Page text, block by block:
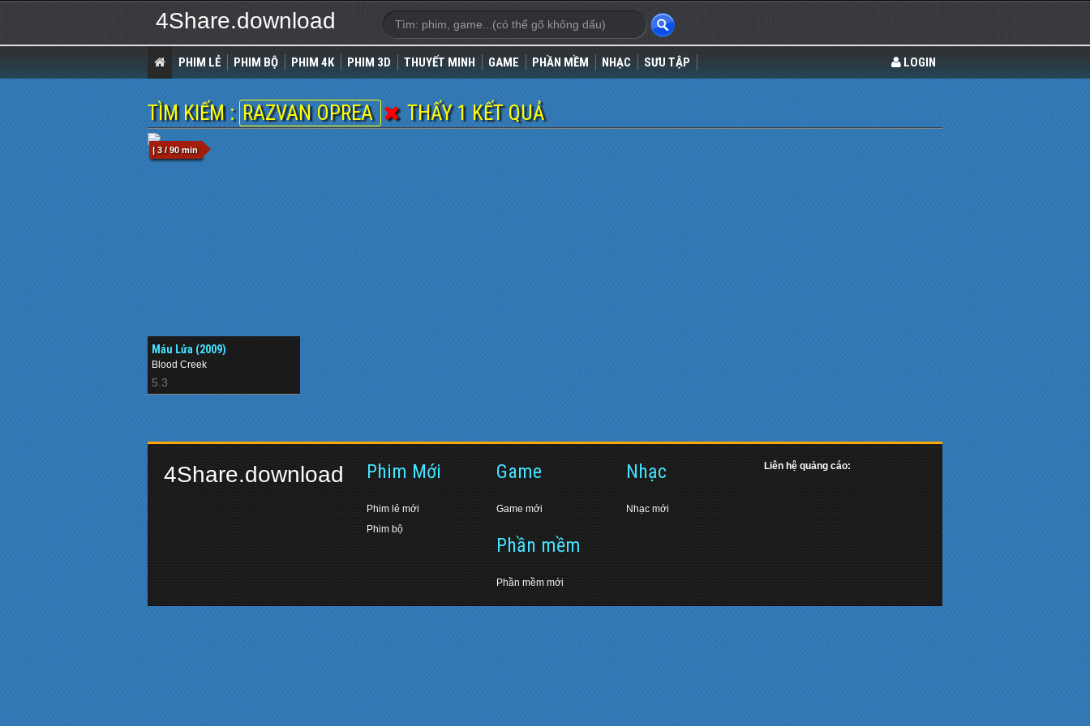
4Share.download
PHIM LẺ PHIM BỘ PHIM 4K PHIM 3D THUYẾT MINH GAME PHẦN MỀM NHẠC SƯU TẬP LOGIN
TÌM KIẾM : RAZVAN OPREA THẤY 1 KẾT QUẢ
| 3 / 90 min
Máu Lửa (2009)
Blood Creek
5.3
4Share.download Phim Mới
Phim lẻ mới
Phim bộ
Game
Game mới
Phần mềm
Phần mềm mới
Nhạc
Nhạc mới
Liên hệ quảng cáo: